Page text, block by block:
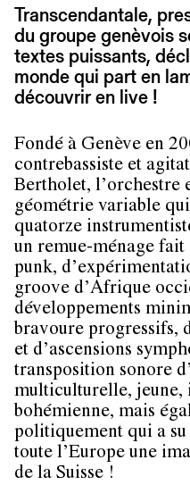
Transcendantale,
du groupe genèvois
textes puissants,
monde qui part en
découvrir en live !
Fondé à Genève en
contrebassiste et
Bertholet, l’orchestre
géométrie variable
quatorze
un remue-ménage fait
punk,
groove d’Afrique
développements
bravoure progressifs,
et d’ascensions
transposition sonore
multiculturelle, jeune,
bohémienne, mais
politiquement qui a su
toute l’Europe une
de la Suisse !